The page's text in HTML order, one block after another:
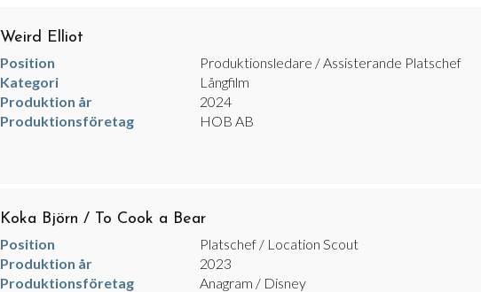
Weird Elliot
Position
Produktionsledare / Assisterande Platschef
Kategori
Långfilm
Produktion år
2024
Produktionsföretag
HOB AB
Koka Björn / To Cook a Bear
Position
Platschef / Location Scout
Produktion år
2023
Produktionsföretag
Anagram / Disney